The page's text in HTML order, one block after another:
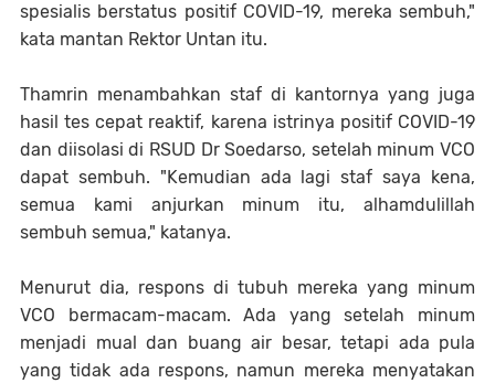
spesialis berstatus positif COVID-19, mereka sembuh,"
kata mantan Rektor Untan itu.
Thamrin menambahkan staf di kantornya yang juga
hasil tes cepat reaktif, karena istrinya positif COVID-19
dan diisolasi di RSUD Dr Soedarso, setelah minum VCO
dapat sembuh. "Kemudian ada lagi staf saya kena,
semua kami anjurkan minum itu, alhamdulillah
sembuh semua," katanya.
Menurut dia, respons di tubuh mereka yang minum
VCO bermacam-macam. Ada yang setelah minum
menjadi mual dan buang air besar, tetapi ada pula
yang tidak ada respons, namun mereka menyatakan